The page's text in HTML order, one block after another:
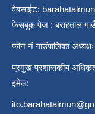
वेबसाईट:
फेसबुक पेज : बराहताल
फोन नं गाउँपालिका
प्रमुख प्रशासकीय
इमेल: